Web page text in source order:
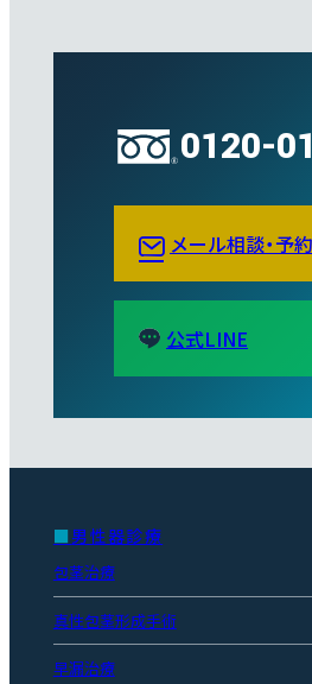
0120-
メール相談・予約
公式LINE
男性器診療
包茎治療
真性包茎形成手術
早漏治療